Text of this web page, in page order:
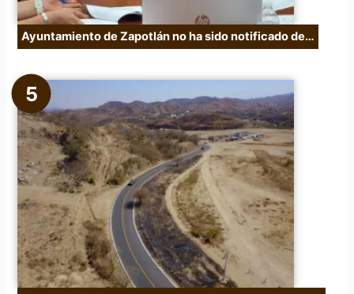
Ayuntamiento de Zapotlán no ha sido notificado de…